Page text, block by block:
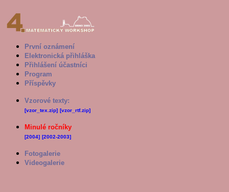
První oznámení
Elektronická přihláška
Přihlášení účastníci
Program
Příspěvky
Vzorové texty:
[vzor_tex.zip] [vzor_rtf.zip]
Minulé ročníky
[2004] [2002-2003]
Fotogalerie
Videogalerie